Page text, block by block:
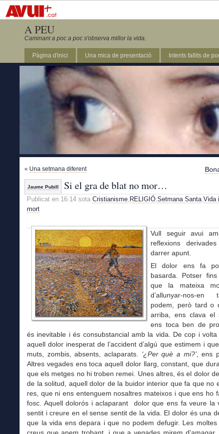
A PEU
Caminant a poc a poc s'observa millor la vida.
Pàgina d'inici Una mica de presentació Intents fallits de
« Una setmana diferent
Jaume Pubill Si el gra de blat no mor…
Publicat en 16:14 sota Cristianisme, RELIGIÓ,Setmana Santa,Vida i
mort
Vull seguir avui
reflexions
darrer apunt.
El dolor ens fa
basarda. Potser
que la mateixa
d’allunyar-nos-
podem, però tard o
arriba, ens clava el
ens toca ben de
és inevitable i és consubstancial amb la vida. De cop i
aquell dolor inesperat de l’accident d’algú que estimem i
muts, zombis, absents, aclaparats. ‘¿Per què a mi?’, ens
Altres vegades ens toca aquell dolor llarg, constant, que
que els metges no hi troben remei. Unes altres, és el dolor
de la solitud, aquell dolor de la buidor interior que fa que no
res, que ni ens entenguem nosaltres mateixos i que ens ho
fosc. Aquell dolorós i aclaparant dolor que ens fa veure la
sentit i creure en el sense sentit de la vida. El dolor és una
que la vida ens depara i que no podem defugir. Les